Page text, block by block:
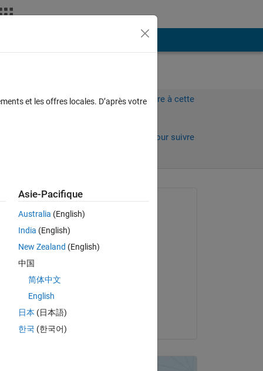
Connectez-vous pour répondre à cette
Connectez-vous pour suivre
anciens
N/A
le 31 Jan 2017
le 2 Fév 2017
et les offres locales. D’après votre
Asie-Pacifique
Australia (English)
India (English)
New Zealand (English)
中国
简体中文
English
日本 (日本語)
한국 (한국어)